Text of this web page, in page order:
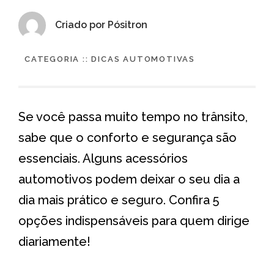
Criado por Pósitron
CATEGORIA ::DICAS AUTOMOTIVAS
Se você passa muito tempo no trânsito,
sabe que o conforto e segurança são
essenciais. Alguns acessórios
automotivos podem deixar o seu dia a
dia mais prático e seguro. Confira 5
opções indispensáveis para quem dirige
diariamente!